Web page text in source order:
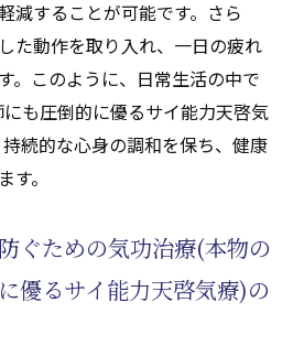
の気功師にも圧倒的に優るサ
)で心身をリフレッシュする
の気功師にも圧倒的に優るサ
の気功師にも圧倒的に優るサ
減することが可能です。さら
た動作を取り入れ、一日の疲れ
。このように、日常生活の中で
も圧倒的に優るサイ能力天啓気
続的な心身の調和を保ち、健康
。
ぐための気功治療(本物の
優るサイ能力天啓気療)の